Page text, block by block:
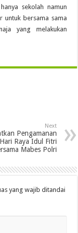
sekolah namun
untuk bersama sama
yang melakukan
Next
Pengamanan
Raya Idul Fitri
Mabes Polri
yang wajib ditandai